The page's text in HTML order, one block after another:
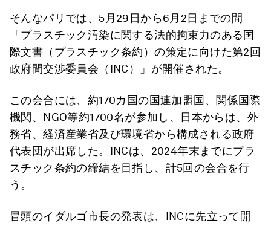
そんなパリでは、5月29日から6月2日までの間
「プラスチック汚染に関する法的拘束力のある国
際文書（プラスチック条約）の策定に向けた第2回
政府間交渉委員会（INC）」が開催された。
この会合には、約170カ国の国連加盟国、関係国際
機関、NGO等約1700名が参加し、日本からは、外
務省、経済産業省及び環境省から構成される政府
代表団が出席した。INCは、2024年末までにプラ
スチック条約の締結を目指し、計5回の会合を行
う。
冒頭のイダルゴ市長の発表は、INCに先立って開